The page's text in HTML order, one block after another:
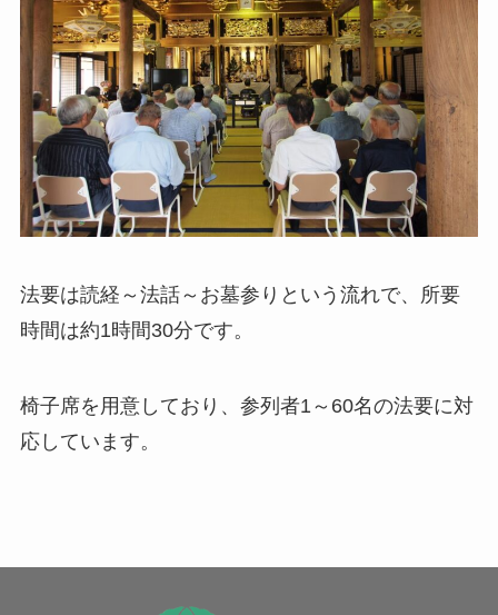
法要は読経～法話～お墓参りという流れで、所要
時間は約1時間30分です。
椅子席を用意しており、参列者1～60名の法要に対
応しています。